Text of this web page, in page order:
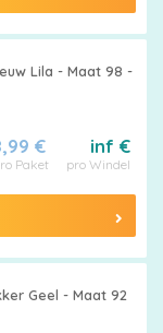
Lila - Maat 98 -
inf €
pro Windel
€
Paket
Geel - Maat 92